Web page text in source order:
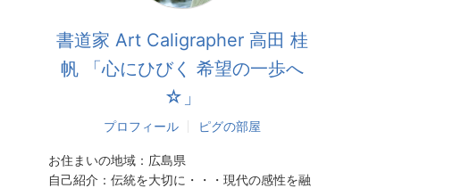
書道家 Art Caligrapher 高田 桂
帆 「心にひびく 希望の一歩へ
☆」
プロフィール ピグの部屋
お住まいの地域： 広島県
自己紹介： 伝統を大切に・・・現代の感性を融